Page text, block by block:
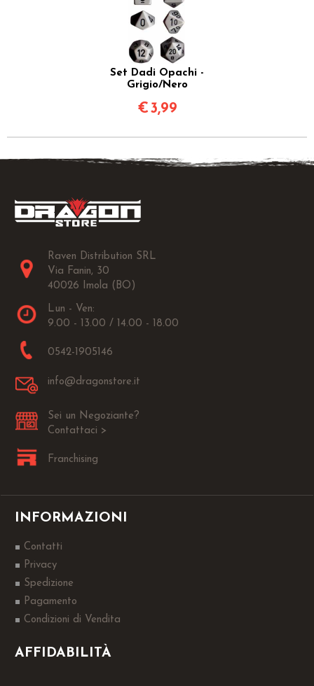
Set Dadi Opachi -
Grigio/Nero
€3,99
Raven Distribution SRL
Via Fanin, 30
40026 Imola (BO)
Lun - Ven:
9.00 - 13.00 / 14.00 - 18.00
0542-1905146
info@dragonstore.it
Sei un Negoziante?
Contattaci >
Franchising
INFORMAZIONI
Contatti
Privacy
Spedizione
Pagamento
Condizioni di Vendita
AFFIDABILITÀ